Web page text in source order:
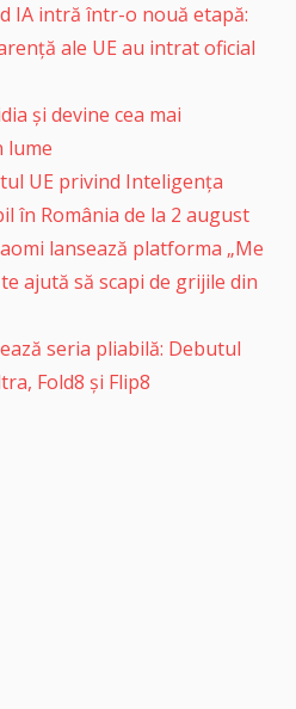
IA intră într-o nouă etapă:
ale UE au intrat oficial
și devine cea mai
lume
UE privind Inteligența
în România de la 2 august
lansează platforma „Me
ajută să scapi de grijile din
seria pliabilă: Debutul
Fold8 și Flip8